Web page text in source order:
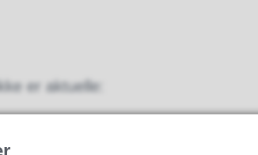
er aktuelle: